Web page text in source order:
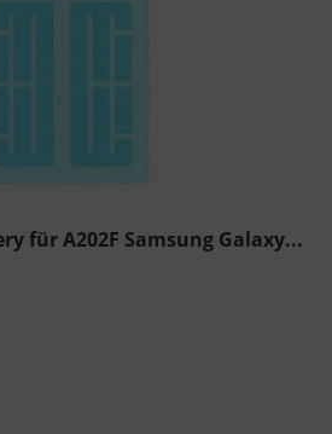
für A202F Samsung Galaxy...